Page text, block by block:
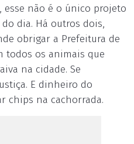
esse não é o único projeto
dia. Há outros dois,
obrigar a Prefeitura de
todos os animais que
na cidade. Se
E dinheiro do
chips na cachorrada.